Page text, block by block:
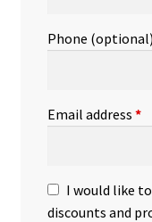
Phone (optional)
Email address *
I would like
discounts and